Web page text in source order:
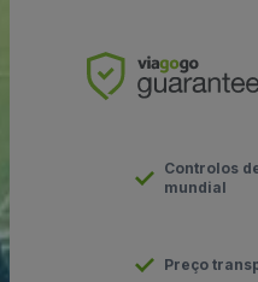
Controlos
mundial
Preço